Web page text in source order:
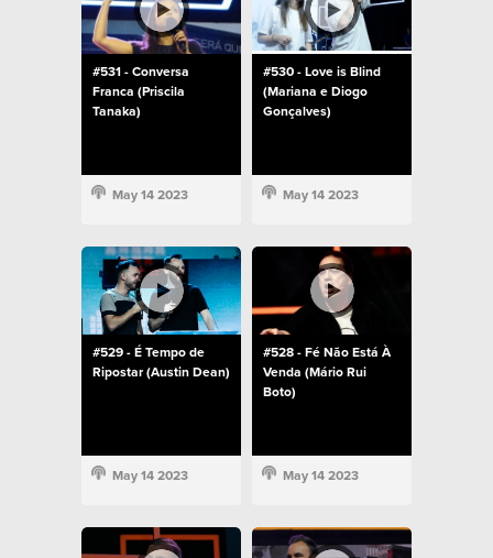
#531 - Conversa
Franca (Priscila
Tanaka)
May 14 2023
#530 - Love is Blind
(Mariana e Diogo
Gonçalves)
May 14 2023
#529 - É Tempo de
Ripostar (Austin Dean)
May 14 2023
#528 - Fé Não Está À
Venda (Mário Rui
Boto)
May 14 2023